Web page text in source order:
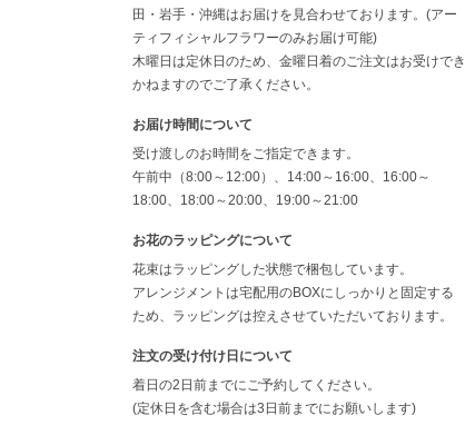
田・岩手・沖縄はお届けを見合わせております。(アー
ティフィシャルフラワーのみお届け可能)
木曜日は定休日のため、金曜日着のご注文はお受けでき
かねますのでご了承ください。
お届け時間について
受け渡しのお時間をご指定できます。
午前中（8:00～12:00）、14:00～16:00、16:00～
18:00、18:00～20:00、19:00～21:00
お花のラッピングについて
花束はラッピングした状態で梱包しています。
アレンジメントは宅配用のBOXにしっかりと固定する
ため、ラッピングは控えさせていただいております。
注文の受け付け日について
着日の2日前までにご予約してください。
(定休日を含む場合は3日前までにお願いします)